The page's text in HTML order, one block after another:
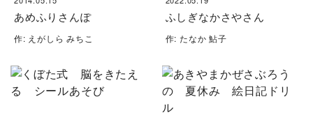
あめふりさんぽ
作: えがしら みちこ
ふしぎなかさやさん
作: たなか 鮎子